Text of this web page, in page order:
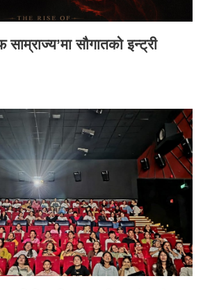
सौगातको इन्ट्री